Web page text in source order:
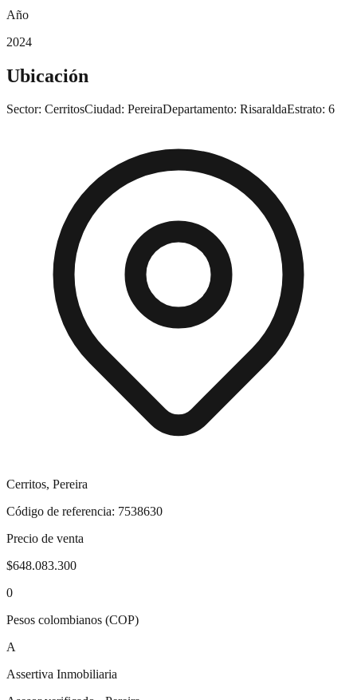
Año
2024
Ubicación
Sector: CerritosCiudad: PereiraDepartamento: RisaraldaEstrato: 6
Cerritos, Pereira
Código de referencia: 7538630
Precio de venta
$648.083.300
0
Pesos colombianos (COP)
A
Assertiva Inmobiliaria